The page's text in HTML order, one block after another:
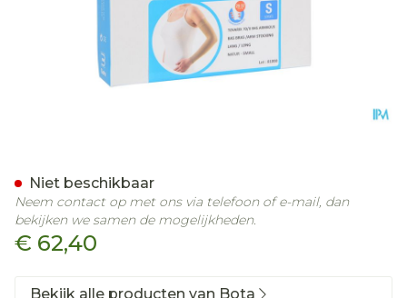
€ 62,40
Niet beschikbaar
Neem contact op met ons via telefoon of e-mail, dan
bekijken we samen de mogelijkheden.
Bekijk alle producten van Bota